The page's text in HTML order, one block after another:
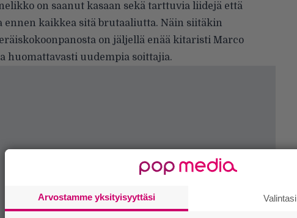
on saanut kasaan sekä tarttuvia liidejä että
kaikkea sitä brutaaliutta. Näin siitäkin
on jäljellä enää kitaristi Marco
huomattavasti uudempia soittajia.
Arvostamme yksityisyyttäsi Valintasi